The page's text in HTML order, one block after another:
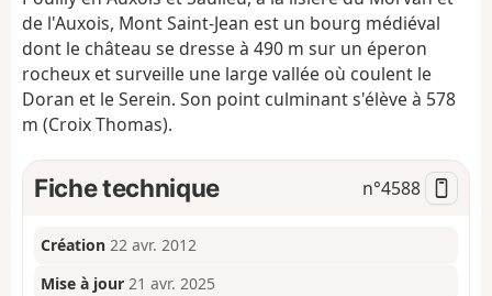
i
de l'Auxois, Mont Saint-Jean est un bourg médiéval
dont le château se dresse à 490 m sur un éperon
rocheux et surveille une large vallée où coulent le
Doran et le Serein. Son point culminant s'élève à 578
m (Croix Thomas).
Fiche technique n°4588
Création 22 avr. 2012
Mise à jour 21 avr. 2025